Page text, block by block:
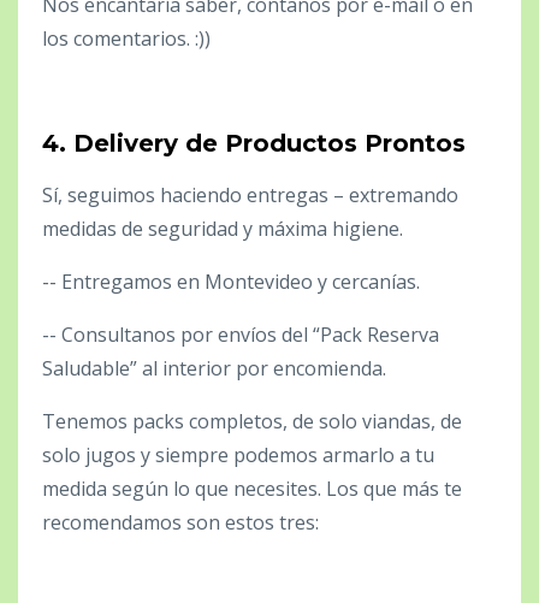
los comentarios. :))
4. Delivery de Productos Prontos
Sí, seguimos haciendo entregas – extremando
medidas de seguridad y máxima higiene.
-- Entregamos en Montevideo y cercanías.
-- Consultanos por envíos del “Pack Reserva
Saludable” al interior por encomienda.
Tenemos packs completos, de solo viandas, de
solo jugos y siempre podemos armarlo a tu
medida según lo que necesites. Los que más te
recomendamos son estos tres: